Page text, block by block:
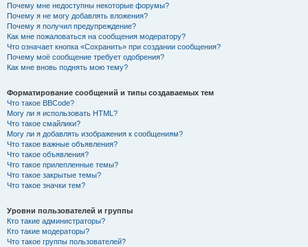
Почему мне недоступны некоторые форумы?
Почему я не могу добавлять вложения?
Почему я получил предупреждение?
Как мне пожаловаться на сообщения модератору?
Что означает кнопка «Сохранить» при создании сообщения?
Почему моё сообщение требует одобрения?
Как мне вновь поднять мою тему?
Форматирование сообщений и типы создаваемых тем
Что такое BBCode?
Могу ли я использовать HTML?
Что такое смайлики?
Могу ли я добавлять изображения к сообщениям?
Что такое важные объявления?
Что такое объявления?
Что такое прилепленные темы?
Что такое закрытые темы?
Что такое значки тем?
Уровни пользователей и группы
Кто такие администраторы?
Кто такие модераторы?
Что такое группы пользователей?